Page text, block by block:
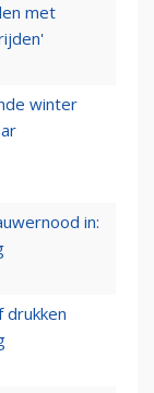
met
winter
in:
drukken